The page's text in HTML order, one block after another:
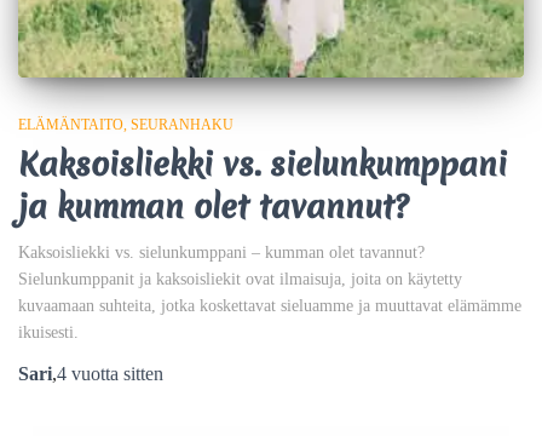
ELÄMÄNTAITO SEURANHAKU
Kaksoisliekki vs. sielunkumppani
ja kumman olet tavannut?
Kaksoisliekki vs. sielunkumppani – kumman olet tavannut?
Sielunkumppanit ja kaksoisliekit ovat ilmaisuja, joita on käytetty
kuvaamaan suhteita, jotka koskettavat sieluamme ja muuttavat elämämme
ikuisesti.
Sari,4 vuotta sitten